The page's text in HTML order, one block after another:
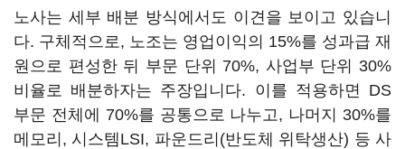
노사는 세부 배분 방식에서도 이견을 보이고 있습니
다. 구체적으로, 노조는 영업이익의 15%를 성과급 재
원으로 편성한 뒤 부문 단위 70%, 사업부 단위 30%
비율로 배분하자는 주장입니다. 이를 적용하면 DS
부문 전체에 70%를 공통으로 나누고, 나머지 30%를
메모리 ,시스템LSI, 파운드리 (반도체 위탁생산) 등 사